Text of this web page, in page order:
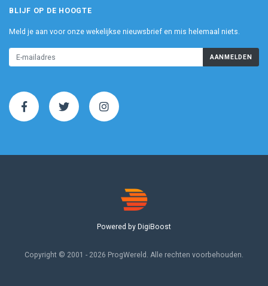
BLIJF OP DE HOOGTE
Meld je aan voor onze wekelijkse nieuwsbrief en mis helemaal niets.
AANMELDEN
Powered by DigiBoost
Copyright © 2001 - 2026 ProgWereld. Alle rechten voorbehouden.